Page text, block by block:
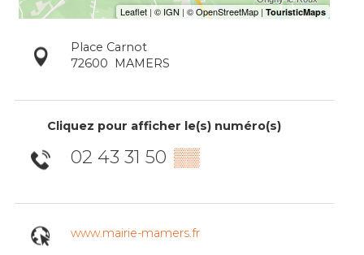
Place Carnot
72600
MAMERS
Cliquez pour afficher le(s) numéro(s)
02 43 31 50 ▒▒
www.mairie-mamers.fr